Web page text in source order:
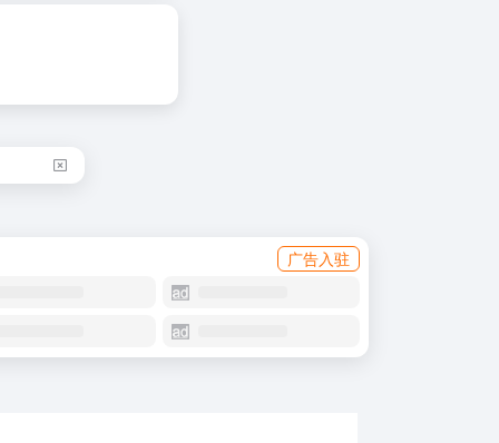
广告入驻